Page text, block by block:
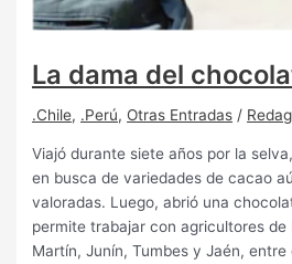
La dama del
.Chile, .Perú, Otras Entradas /
Viajó durante siete años por la
en busca de variedades de cacao
valoradas. Luego, abrió una
permite trabajar con agricultores de
Martín, Junín, Tumbes y Jaén,